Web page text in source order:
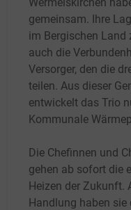
gemeinsam. Ihre
im Bergischen Land
auch die
Versorger, den die
teilen. Aus dieser
entwickelt das Trio
Kommunale
Die Chefinnen und
gehen ab sofort die
Heizen der Zukunft.
Handlung haben sie